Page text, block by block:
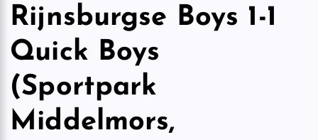
Rijnsburgse Boys 1-1
Quick Boys
(Sportpark
Middelmors,